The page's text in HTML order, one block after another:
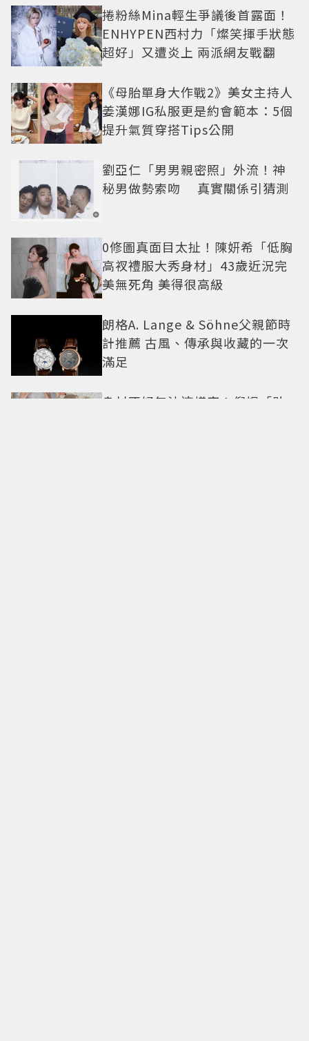
捲粉絲Mina輕生爭議後首露面！
ENHYPEN西村力「燦笑揮手狀態
超好」又遭炎上 兩派網友戰翻
《母胎單身大作戰2》美女主持人
姜漢娜IG私服更是約會範本：5個
提升氣質穿搭Tips公開
劉亞仁「男男親密照」外流！神
秘男做勢索吻 真實關係引猜測
0修圖真面目太扯！陳妍希「低胸
高衩禮服大秀身材」43歲近況完
美無死角 美得很高級
朗格A. Lange & Söhne父親節時
計推薦 古風、傳承與收藏的一次
滿足
身材不好無法這樣穿！倪妮「貼